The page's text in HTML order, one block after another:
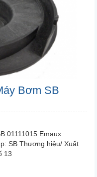
Bơm SB
01111015 Emaux
SB Thương hiệu/ Xuất
13